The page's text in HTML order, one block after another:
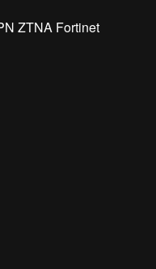
ZTNA Fortinet